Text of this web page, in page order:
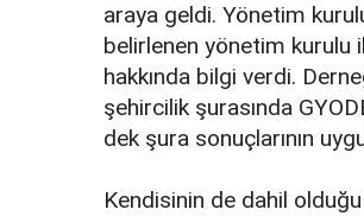
araya geldi. Yönetim
belirlenen yönetim kurulu
hakkında bilgi verdi.
şehircilik şurasında
dek şura sonuçlarının
Kendisinin de dahil olduğu